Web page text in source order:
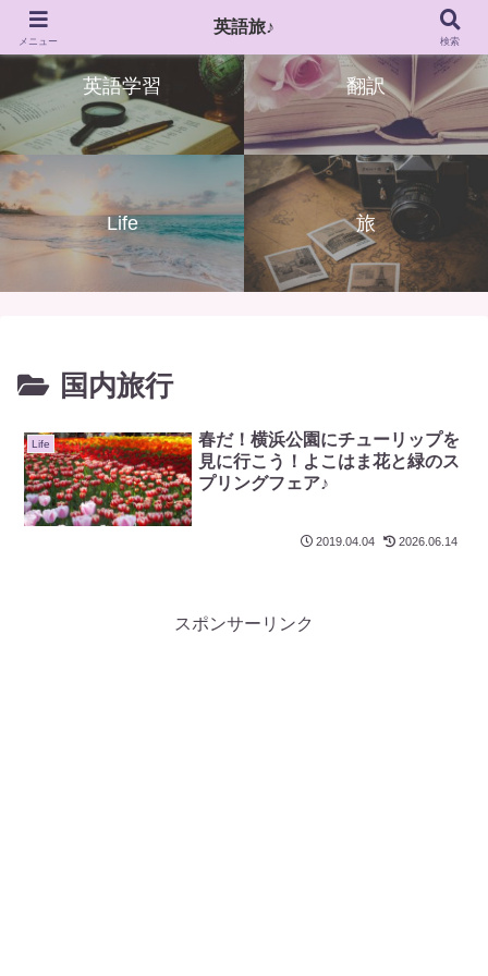
英語学習 翻訳
Life 旅
国内旅行
Life
春だ！横浜公園にチューリップを
見に行こう！よこはま花と緑のス
プリングフェア♪
2019.04.04 2026.06.14
スポンサーリンク
メニュー
英語旅♪
検索